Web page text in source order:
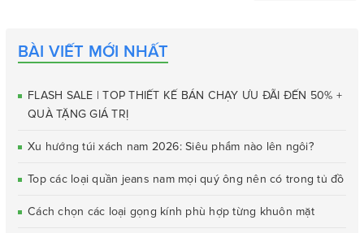
BÀI VIẾT MỚI NHẤT
FLASH SALE | TOP THIẾT KẾ BÁN CHẠY ƯU ĐÃI ĐẾN 50% +
QUÀ TẶNG GIÁ TRỊ
Xu hướng túi xách nam 2026: Siêu phẩm nào lên ngôi?
Top các loại quần jeans nam mọi quý ông nên có trong tủ đồ
Cách chọn các loại gọng kính phù hợp từng khuôn mặt